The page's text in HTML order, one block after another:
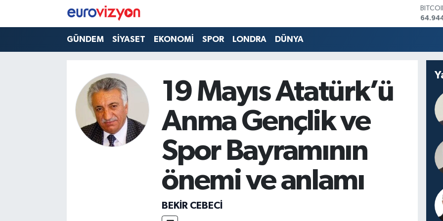
EURO
13.779
GÜNDEM SİYASET EKONOMİ SPOR LONDRA DÜNYA
19 Mayıs Atatürk’ü
Anma Gençlik ve
Spor Bayramının
önemi ve anlamı
BEKIR CEBECİ